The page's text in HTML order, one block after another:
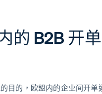
的 B2B 开
目的，欧盟内的企业间开单